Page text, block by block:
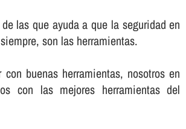
las que ayuda a que la seguridad en
son las herramientas.
buenas herramientas, nosotros en
con las mejores herramientas del